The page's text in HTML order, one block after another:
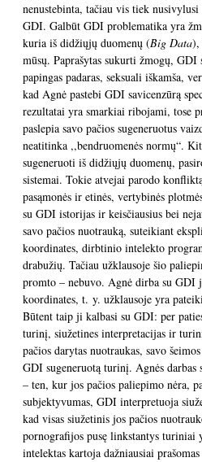
nenustebinta, tačiau vis tiek
GDI. Galbūt GDI problematika yra
kuria iš didžiųjų duomenų (Big Data),
mūsų. Paprašytas sukurti žmogų,
papingas padaras, seksuali iškamša,
kad Agnė pastebi GDI savicenzūrą
rezultatai yra smarkiai ribojami, tose
paslepia savo pačios sugeneruotus
neatitinka ,,bendruomenės normų“.
sugeneruoti iš didžiųjų duomenų,
sistemai. Tokie atvejai parodo
pasąmonės ir etinės, vertybinės
su GDI istorijas ir keisčiausius bei
savo pačios nuotrauką, suteikiant
koordinates, dirbtinio intelekto
drabužių. Tačiau užklausoje šio
promto – nebuvo. Agnė dirba su GDI
koordinates, t. y. užklausoje yra
Būtent taip ji kalbasi su GDI: per
turinį, siužetines interpretacijas ir
pačios darytas nuotraukas, savo
GDI sugeneruotą turinį. Agnės
– ten, kur jos pačios paliepimo nėra,
subjektyvumas, GDI interpretuoja
kad visas siužetinis jos pačios
pornografijos pusę linkstantys
intelektas kartoja dažniausiai prašomas